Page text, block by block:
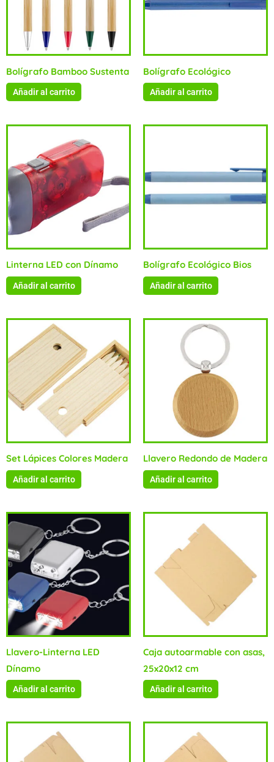
Bolígrafo Bamboo Sustenta
Añadir al carrito
Bolígrafo Ecológico
Añadir al carrito
Linterna LED con Dínamo
Añadir al carrito
Bolígrafo Ecológico Bios
Añadir al carrito
Set Lápices Colores Madera
Añadir al carrito
Llavero Redondo de Madera
Añadir al carrito
Llavero-Linterna LED
Dínamo
Añadir al carrito
Caja autoarmable con asas,
25x20x12 cm
Añadir al carrito